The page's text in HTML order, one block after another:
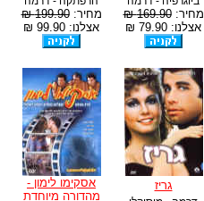
מחיר:169.90 ₪
אצלנו: 79.90 ₪
מחיר:199.90 ₪
אצלנו: 99.90 ₪
גריז
אסקימו לימון -
מהדורה מיוחדת